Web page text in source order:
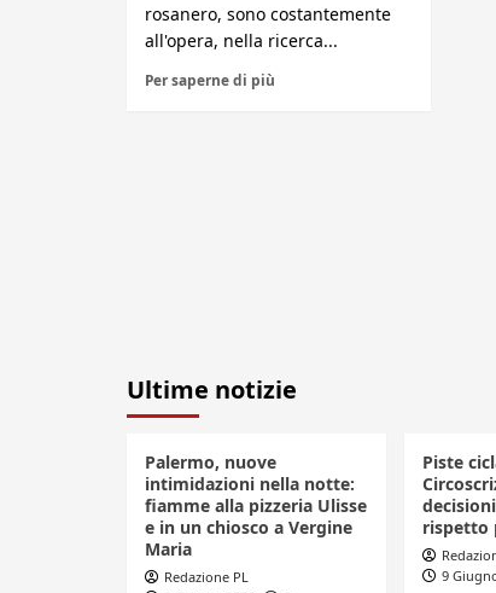
rosanero, sono costantemente
all'opera, nella ricerca...
Per saperne di più
Ultime notizie
Palermo, nuove
intimidazioni nella notte:
fiamme alla pizzeria Ulisse
e in un chiosco a Vergine
Maria
Redazione PL
Piste
rispetto
9